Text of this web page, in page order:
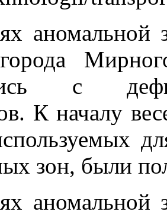
аномальной
с
К началу
зон, были
аномальной